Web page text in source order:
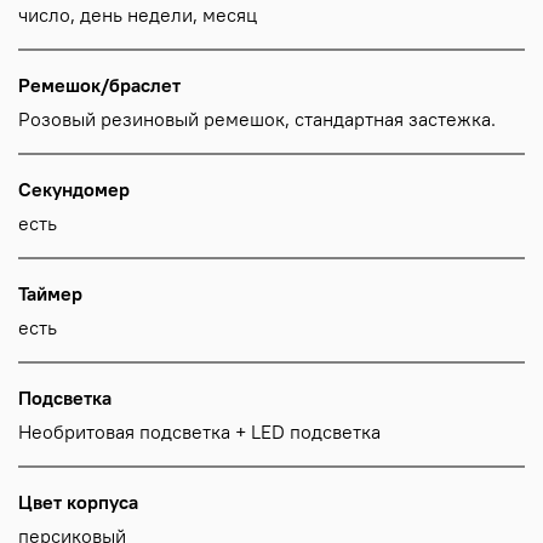
число, день недели, месяц
Ремешок/браслет
Розовый резиновый ремешок, стандартная застежка.
Секундомер
есть
Таймер
есть
Подсветка
Необритовая подсветка + LED подсветка
Цвет корпуса
персиковый